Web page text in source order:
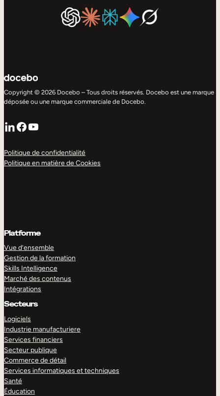
Copyright © 2026 Docebo – Tous droits réservés. Docebo est une marque
déposée ou une marque commerciale de Docebo.
LinkedIn
Facebook
YouTube
Politique de confidentialité
Politique en matière de Cookies
Platforme
Vue d’ensemble
Gestion de la formation
Skills Intelligence
Marché des contenus
Intégrations
Secteurs
Logiciels
Industrie manufacturiere
Services financiers
Secteur publique
Commerce de détail
Services informatiques et techniques
Santé
Éducation